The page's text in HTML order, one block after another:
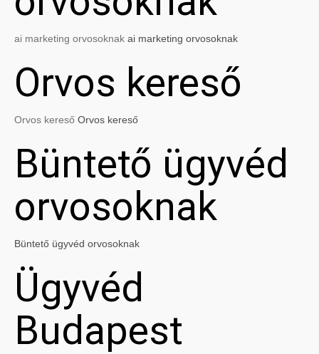
ai marketing orvosoknak ai marketing orvosoknak
Orvos kereső
Orvos kereső Orvos kereső
Büntető ügyvéd
orvosoknak
Büntető ügyvéd orvosoknak
Ügyvéd
Budapest